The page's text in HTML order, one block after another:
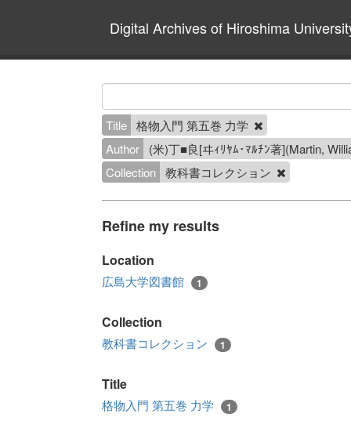
Digital Archives of Hiroshima
Title 格物入門 第五巻 力学
Author
(米)丁■良[ヰｨﾘﾔﾑ･ﾏﾙﾁﾝ著](Martin,
Collection 教科書コレクション
Refine my results
Location
広島大学図書館 1
Collection
教科書コレクション 1
Title
格物入門 第五巻 力学 1